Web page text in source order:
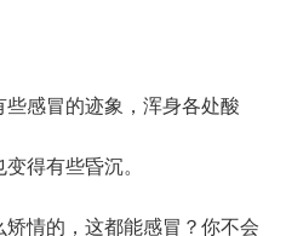
感冒的迹象，浑身各处酸
得有些昏沉。
情的，这都能感冒？你不会